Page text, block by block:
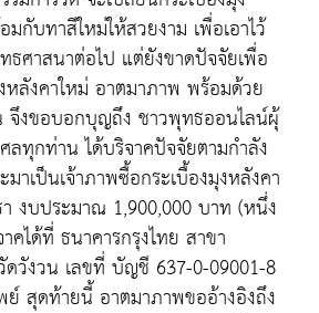
กับทาสีใหม่ให้สวยงาม เพื่อเอาไว้
ศาสนาต่อไป แต่ยังขาดปัจจัยเพื่อ
หลังคาใหม่ อาตมาภาพ พร้อมด้วย
จึงขอบอกบุญถึง ชาวพุทธออนไลน์ผุ้
ลทุกท่าน ได้บริจาคปัจจัยตามกำลัง
าเป็นเจ้าภาพซื้อกระเบื้องมุงหลังคา
า งบประมาณ 1,900,000 บาท (หนึ่ง
ได้ที่ ธนาคารกรุงไทย สาขา
วังวน เลขที่ บัญชี 637-0-09001-8
สุดท้ายนี้ อาตมาภาพขออ้างอิงถึง